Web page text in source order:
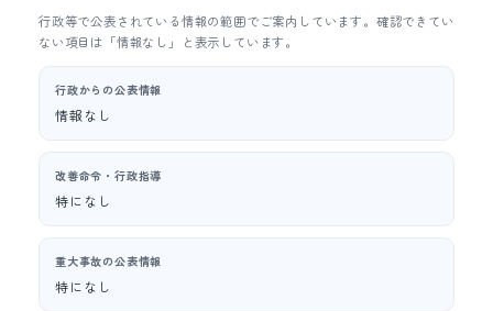
行政等で公表されている情報の範囲でご案内しています。確認できてい
ない項目は「情報なし」と表示しています。
行政からの公表情報
情報なし
改善命令・行政指導
特になし
重大事故の公表情報
特になし